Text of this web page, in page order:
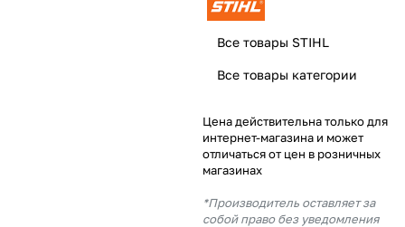
Все товары STIHL
Все товары категории
Цена действительна только для
интернет-магазина и может
отличаться от цен в розничных
магазинах
*Производитель оставляет за
собой право без уведомления
% картой любого банка
% будут
с вашей карты